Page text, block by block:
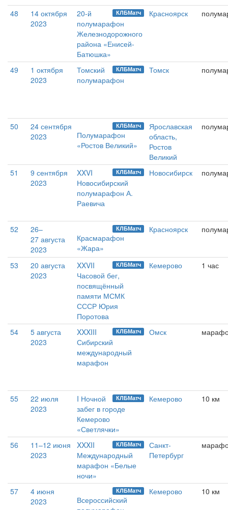
48
14 октября
2023
КЛБМатч
20-й
полумарафон
Железнодорожного
района «Енисей-
Батюшка»
Красноярск
49
1 октября
2023
КЛБМатч
Томский
полумарафон
Томск
50
24 сентября
2023
КЛБМатч
Полумарафон
«Ростов Великий»
Ярославская
область,
Ростов
Великий
51
9 сентября
2023
КЛБМатч
XXVI
Новосибирский
полумарафон А.
Раевича
Новосибирск
52
26–
27 августа
2023
КЛБМатч
Красмарафон
«Жара»
Красноярск
53
20 августа
2023
КЛБМатч
XXVII
Часовой бег,
посвящённый
памяти МСМК
СССР Юрия
Поротова
Кемерово 1 час
54
5 августа
2023
КЛБМатч
XXXIII
Сибирский
международный
марафон
Омск
55
22 июля
2023
КЛБМатч
I Ночной
забег в городе
Кемерово
«Светлячки»
Кемерово 10 км
56
11–12 июня
2023
КЛБМатч
XXXII
Международный
марафон «Белые
ночи»
Санкт-
Петербург
57
4 июня
2023
КЛБМатч
Всероссийский
Кемерово 10 км